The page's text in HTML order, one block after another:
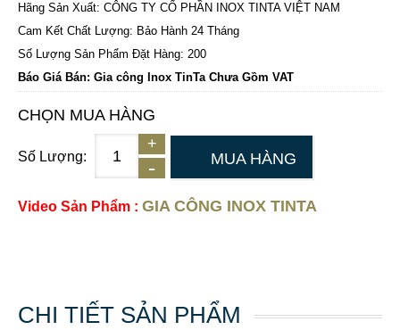
Hãng Sản Xuất: CÔNG TY CỔ PHẦN INOX TINTA VIỆT NAM
Cam Kết Chất Lượng: Bảo Hành 24 Tháng
Số Lượng Sản Phẩm Đặt Hàng: 200
Báo Giá Bán: Gia công Inox TinTa Chưa Gồm VAT
CHỌN MUA HÀNG
Số Lượng: MUA HÀNG
Video Sản Phẩm : GIA CÔNG INOX TINTA
CHI TIẾT SẢN PHẨM